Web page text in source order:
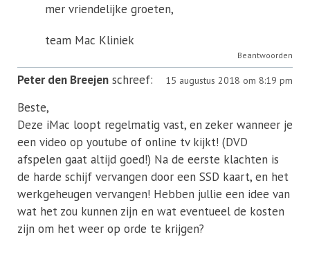
mer vriendelijke groeten,
team Mac Kliniek
Beantwoorden
Peter den Breejen schreef: 15 augustus 2018 om 8:19 pm
Beste,
Deze iMac loopt regelmatig vast, en zeker wanneer je
een video op youtube of online tv kijkt! (DVD
afspelen gaat altijd goed!) Na de eerste klachten is
de harde schijf vervangen door een SSD kaart, en het
werkgeheugen vervangen! Hebben jullie een idee van
wat het zou kunnen zijn en wat eventueel de kosten
zijn om het weer op orde te krijgen?